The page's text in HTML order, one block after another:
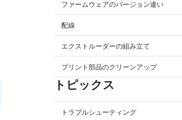
ファームウェアのバージョン違い
配線
エクストルーダーの組み立て
プリント部品のクリーンアップ
トピックス
トラブルシューティング